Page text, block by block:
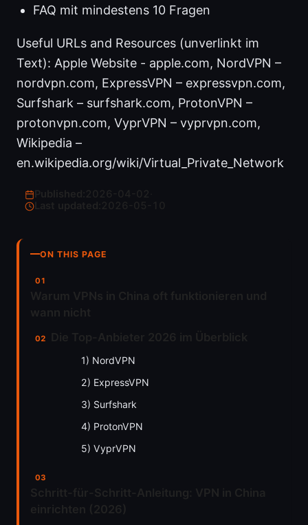
FAQ mit mindestens 10 Fragen
Useful URLs and Resources (unverlinkt im
Text): Apple Website - apple.com, NordVPN –
nordvpn.com, ExpressVPN – expressvpn.com,
Surfshark – surfshark.com, ProtonVPN –
protonvpn.com, VyprVPN – vyprvpn.com,
Wikipedia –
en.wikipedia.org/wiki/Virtual_Private_Network
Last updated:
ON THIS PAGE
1) NordVPN
2) ExpressVPN
3) Surfshark
4) ProtonVPN
5) VyprVPN